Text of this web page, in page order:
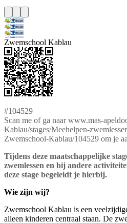
Zwemschool Kablau
#104529
Scan me of ga naar www.mas-
Kablau/stages/Meehelpen-
Zwemschool-Kablau/104529 om je
Tijdens deze maatschappelijke
zwemlessen en bij andere
deze stage begeleidt je hierbij.
Wie zijn wij?
Zwemschool Kablau is een
alleen kinderen centraal staan. De